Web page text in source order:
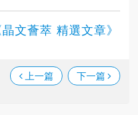
晶文薈萃 精選文章》
上一篇 下一篇